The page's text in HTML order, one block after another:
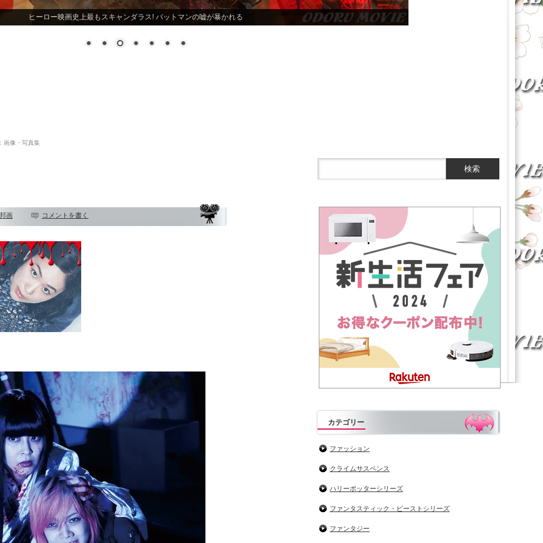
ヒーロー映画史上最もスキャンダラス! バットマンの嘘が暴かれる
画像・写真集
邦画 コメントを書く
カテゴリー
ファッション
クライムサスペンス
ハリーポッターシリーズ
ファンタスティック・ビーストシリーズ
ファンタジー